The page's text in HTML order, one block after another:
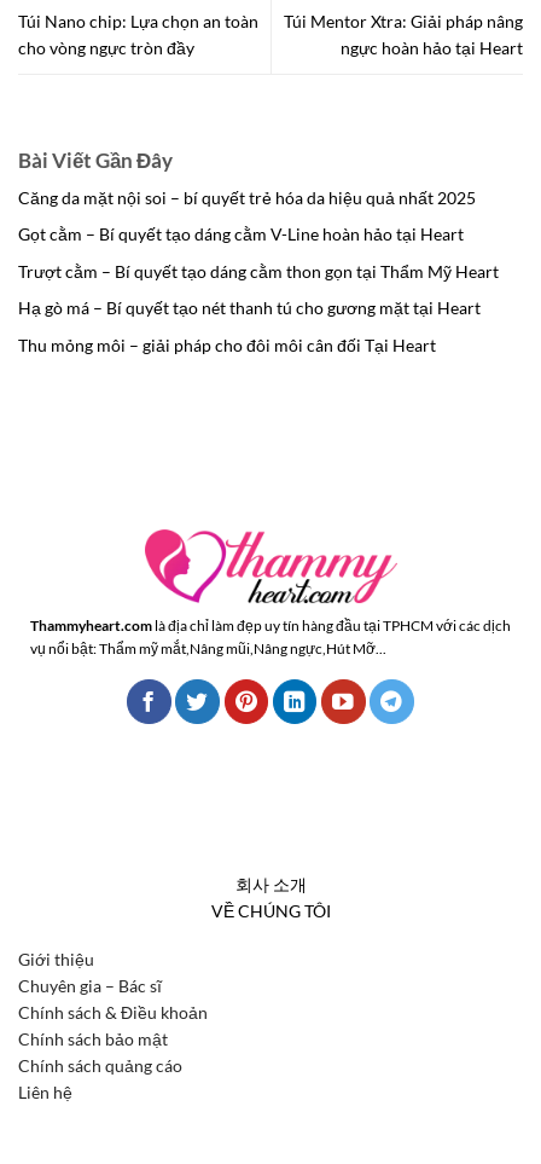
Túi Nano chip: Lựa chọn an toàn
cho vòng ngực tròn đầy
Túi Mentor Xtra: Giải pháp nâng
ngực hoàn hảo tại Heart​
Bài Viết Gần Đây
Căng da mặt nội soi – bí quyết trẻ hóa da hiệu quả nhất 2025
Gọt cằm – Bí quyết tạo dáng cằm V-Line hoàn hảo tại Heart
Trượt cằm – Bí quyết tạo dáng cằm thon gọn tại Thẩm Mỹ Heart
Hạ gò má – Bí quyết tạo nét thanh tú cho gương mặt tại Heart
Thu mỏng môi – giải pháp cho đôi môi cân đối Tại Heart
Thammyheart.com là địa chỉ làm đẹp uy tín hàng đầu tại TPHCM với các dịch
vụ nổi bật: Thẩm mỹ mắt,Nâng mũi,Nâng ngực,Hút Mỡ...
회사 소개
VỀ CHÚNG TÔI
Giới thiệu
Chuyên gia – Bác sĩ
Chính sách & Điều khoản
Chính sách bảo mật
Chính sách quảng cáo
Liên hệ